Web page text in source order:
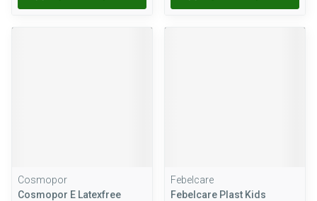
Cosmopor
Cosmopor E Latexfree
Febelcare
Febelcare Plast Kids